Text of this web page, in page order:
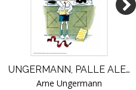
UNGERMANN, PALLE ALENE I VERDEN / U 33
Arne Ungermann